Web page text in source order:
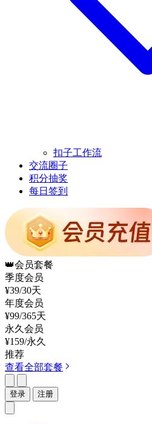
扣子工作流
交流圈子
积分抽奖
每日签到
👑会员套餐
季度会员
¥39/30天
年度会员
¥99/365天
永久会员
¥159/永久
推荐
查看全部套餐
登录 注册